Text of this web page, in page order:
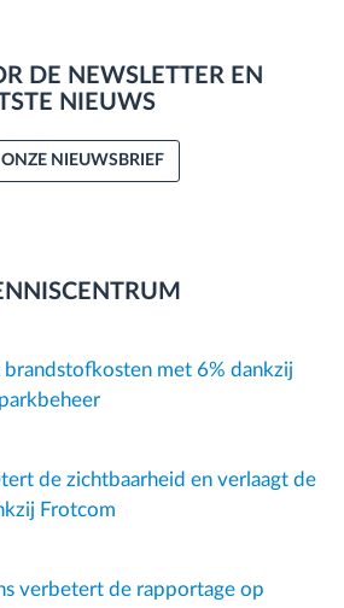
DE NEWSLETTER EN
NIEUWS
NIEUWSBRIEF
met 6% dankzij
de zichtbaarheid en verlaagt de
Frotcom
verbetert de rapportage op